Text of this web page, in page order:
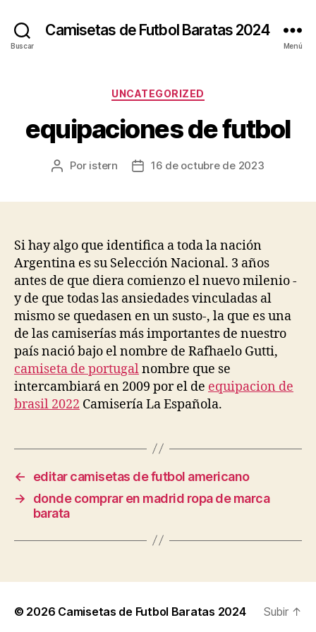
Buscar
Camisetas de Futbol Baratas 2024
Menú
Categorías
UNCATEGORIZED
equipaciones de futbol
Autor
Por istern
Fecha16 de octubre de 2023
Si hay algo que identifica a toda la nación
Argentina es su Selección Nacional. 3 años
antes de que diera comienzo el nuevo milenio -
y de que todas las ansiedades vinculadas al
mismo se quedasen en un susto-, la que es una
de las camiserías más importantes de nuestro
país nació bajo el nombre de Rafhaelo Gutti,
camiseta de portugalnombre que se
intercambiará en 2009 por el de equipacion de
brasil 2022 Camisería La Española.
←
editar camisetas de futbol americano
→
donde comprar en madrid ropa de marca
barata
© 2026 Camisetas de Futbol Baratas 2024 Subir ↑